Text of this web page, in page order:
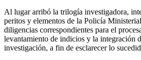
Al lugar arribó la trilogía investigadora,
peritos y elementos de la Policía
diligencias correspondientes para el
levantamiento de indicios y la integración
investigación, a fin de esclarecer lo